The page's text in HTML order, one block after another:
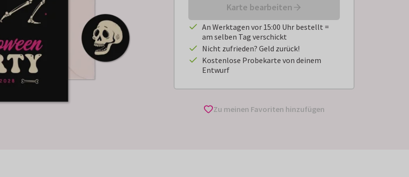
Karte bearbeiten
An Werktagen vor 15:00 Uhr bestellt =
am selben Tag verschickt
Nicht zufrieden? Geld zurück!
Kostenlose Probekarte von deinem
Entwurf
Zu meinen Favoriten hinzufügen